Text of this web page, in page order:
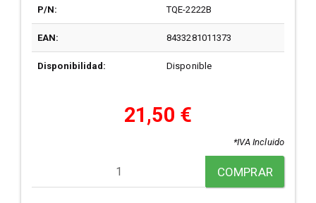
P/N: TQE-2222B
EAN: 8433281011373
Disponibilidad: Disponible
21,50 €
*IVA Incluido
COMPRAR